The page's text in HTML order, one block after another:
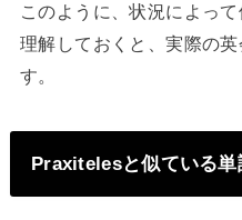
このように、状況によっ
理解しておくと、実際の
す。
Praxitelesと似ている単